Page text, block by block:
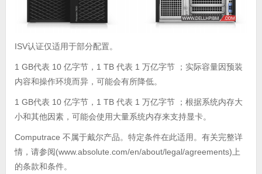
ISV认证仅适用于部分配置。
1 GB代表 10 亿字节，1 TB 代表 1 万亿字节 ；实际容量因预装
内容和操作环境而异，可能会有所降低。
1 GB代表 10 亿字节，1 TB 代表 1 万亿字节 ；根据系统内存大
小和其他因素，可能会使用大量系统内存来支持显卡。
Computrace 不属于戴尔产品。特定条件在此适用。有关完整详
情，请参阅(www.absolute.com/en/about/legal/agreements)上
的条款和条件。